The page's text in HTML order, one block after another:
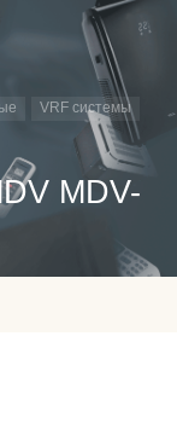
VRF системы
MDV-